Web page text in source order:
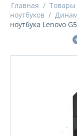
Главная / Товары
ноутбуков /
ноутбука Lenovo